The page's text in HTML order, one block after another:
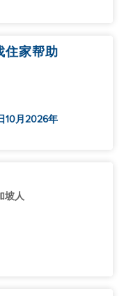
住家帮助
10月2026年
坡人